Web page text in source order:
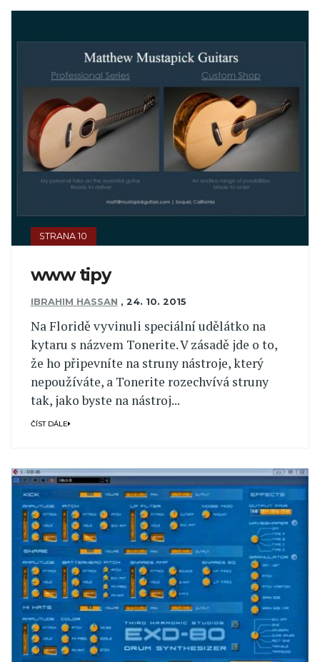
STRANA 10
www tipy
IBRAHIM HASSAN , 24. 10. 2015
Na Floridě vyvinuli speciální udělátko na
kytaru s názvem Tonerite. V zásadě jde o to,
že ho připevníte na struny nástroje, který
nepoužíváte, a Tonerite rozechvívá struny
tak, jako byste na nástroj...
ČÍST DÁLE